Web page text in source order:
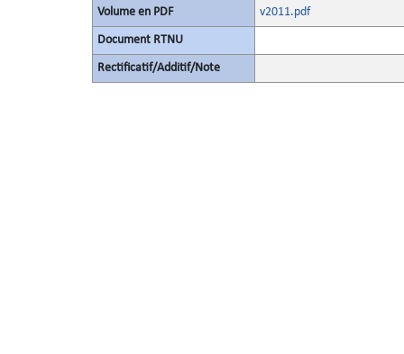
Volume en PDF v2011.pdf
Document RTNU
Rectificatif/Additif/Note